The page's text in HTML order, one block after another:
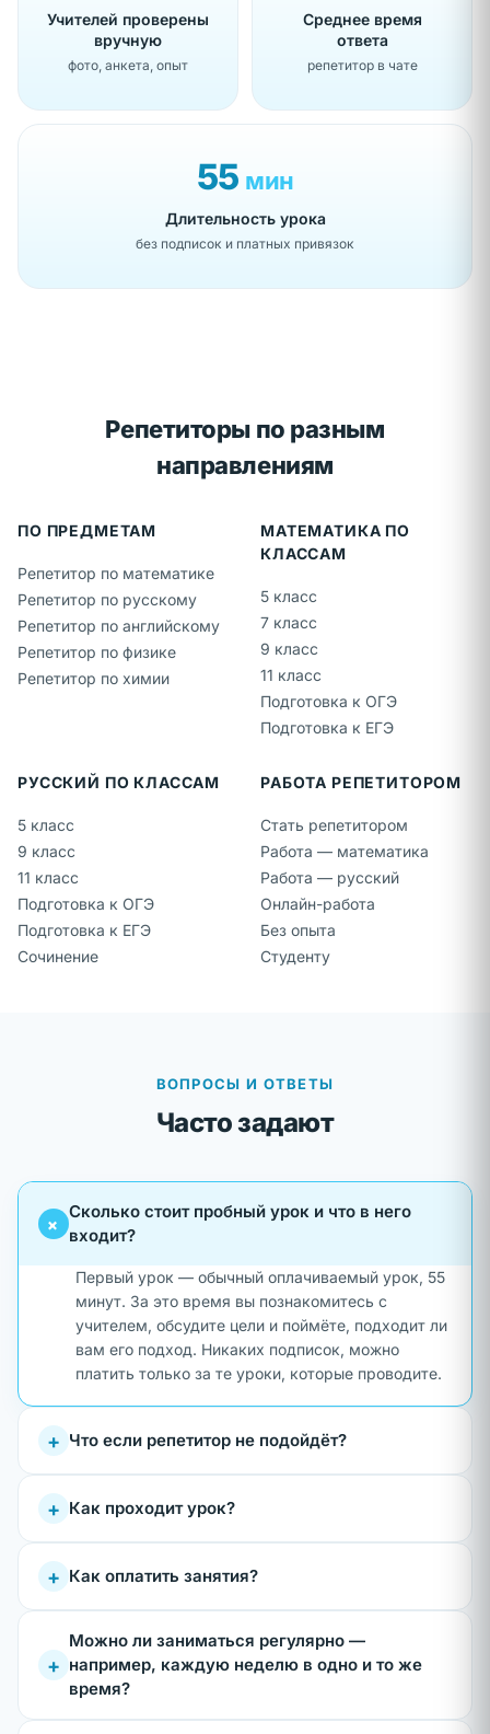
Учителей проверены
вручную
фото, анкета, опыт
Среднее время
ответа
репетитор в чате
55 мин
Длительность урока
без подписок и платных привязок
Репетиторы по разным
направлениям
ПО ПРЕДМЕТАМ
Репетитор по математике
Репетитор по русскому
Репетитор по английскому
Репетитор по физике
Репетитор по химии
МАТЕМАТИКА ПО
КЛАССАМ
5 класс
7 класс
9 класс
11 класс
Подготовка к ОГЭ
Подготовка к ЕГЭ
РУССКИЙ ПО КЛАССАМ
5 класс
9 класс
11 класс
Подготовка к ОГЭ
Подготовка к ЕГЭ
Сочинение
РАБОТА РЕПЕТИТОРОМ
Стать репетитором
Работа — математика
Работа — русский
Онлайн-работа
Без опыта
Студенту
ВОПРОСЫ И ОТВЕТЫ
Часто задают
+Сколько стоит пробный урок и что в него
входит?
Первый урок — обычный оплачиваемый урок, 55
минут. За это время вы познакомитесь с
учителем, обсудите цели и поймёте, подходит ли
вам его подход. Никаких подписок, можно
платить только за те уроки, которые проводите.
+ Что если репетитор не подойдёт?
+ Как проходит урок?
+ Как оплатить занятия?
+
Можно ли заниматься регулярно —
например, каждую неделю в одно и то же
время?